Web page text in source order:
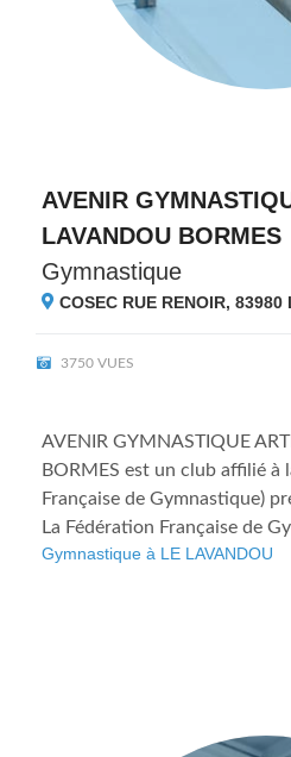
AVENIR
LAVANDOU BORMES
Gymnastique
COSEC RUE RENOIR, 83980
3750 VUES
AVENIR GYMNASTIQUE
BORMES est un club affilié à
Française de Gymnastique)
La Fédération Française de
Gymnastique à LE LAVANDOU